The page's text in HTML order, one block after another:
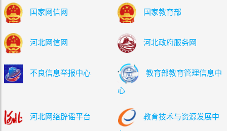
国家网信网 国家教育部
河北网信网 河北政府服务网
不良信息举报中心
教育部教育管理信息中
心
河北网络辟谣平台
教育技术与资源发展中